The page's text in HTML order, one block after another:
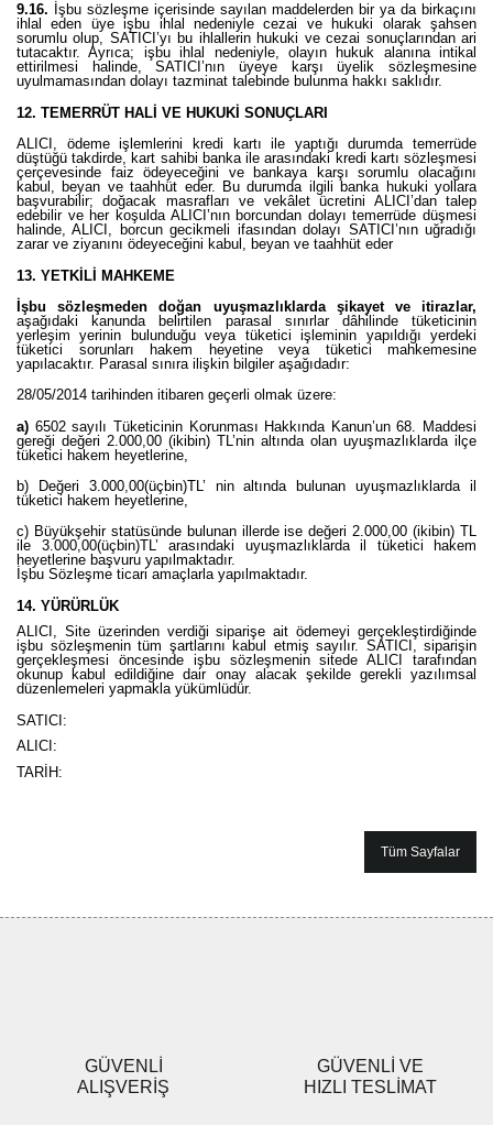
9.16. İşbu sözleşme içerisinde sayılan maddelerden bir ya da birkaçını
ihlal eden üye işbu ihlal nedeniyle cezai ve hukuki olarak şahsen
sorumlu olup, SATICI’yı bu ihlallerin hukuki ve cezai sonuçlarından ari
tutacaktır. Ayrıca; işbu ihlal nedeniyle, olayın hukuk alanına intikal
ettirilmesi halinde, SATICI’nın üyeye karşı üyelik sözleşmesine
uyulmamasından dolayı tazminat talebinde bulunma hakkı saklıdır.
12. TEMERRÜT HALİ VE HUKUKİ SONUÇLARI
ALICI, ödeme işlemlerini kredi kartı ile yaptığı durumda temerrüde
düştüğü takdirde, kart sahibi banka ile arasındaki kredi kartı sözleşmesi
çerçevesinde faiz ödeyeceğini ve bankaya karşı sorumlu olacağını
kabul, beyan ve taahhüt eder. Bu durumda ilgili banka hukuki yollara
başvurabilir; doğacak masrafları ve vekâlet ücretini ALICI’dan talep
edebilir ve her koşulda ALICI’nın borcundan dolayı temerrüde düşmesi
halinde, ALICI, borcun gecikmeli ifasından dolayı SATICI’nın uğradığı
zarar ve ziyanını ödeyeceğini kabul, beyan ve taahhüt eder
13. YETKİLİ MAHKEME
İşbu sözleşmeden doğan uyuşmazlıklarda şikayet ve itirazlar,
aşağıdaki kanunda belirtilen parasal sınırlar dâhilinde tüketicinin
yerleşim yerinin bulunduğu veya tüketici işleminin yapıldığı yerdeki
tüketici sorunları hakem heyetine veya tüketici mahkemesine
yapılacaktır. Parasal sınıra ilişkin bilgiler aşağıdadır:
28/05/2014 tarihinden itibaren geçerli olmak üzere:
a) 6502 sayılı Tüketicinin Korunması Hakkında Kanun’un 68. Maddesi
gereği değeri 2.000,00 (ikibin) TL’nin altında olan uyuşmazlıklarda ilçe
tüketici hakem heyetlerine,
b) Değeri 3.000,00(üçbin)TL’ nin altında bulunan uyuşmazlıklarda il
tüketici hakem heyetlerine,
c) Büyükşehir statüsünde bulunan illerde ise değeri 2.000,00 (ikibin) TL
ile 3.000,00(üçbin)TL’ arasındaki uyuşmazlıklarda il tüketici hakem
heyetlerine başvuru yapılmaktadır.
İşbu Sözleşme ticari amaçlarla yapılmaktadır.
14. YÜRÜRLÜK
ALICI, Site üzerinden verdiği siparişe ait ödemeyi gerçekleştirdiğinde
işbu sözleşmenin tüm şartlarını kabul etmiş sayılır. SATICI, siparişin
gerçekleşmesi öncesinde işbu sözleşmenin sitede ALICI tarafından
okunup kabul edildiğine dair onay alacak şekilde gerekli yazılımsal
düzenlemeleri yapmakla yükümlüdür.
SATICI:
ALICI:
TARİH:
Tüm Sayfalar
GÜVENLİ
ALIŞVERİŞ
GÜVENLİ VE
HIZLI TESLİMAT